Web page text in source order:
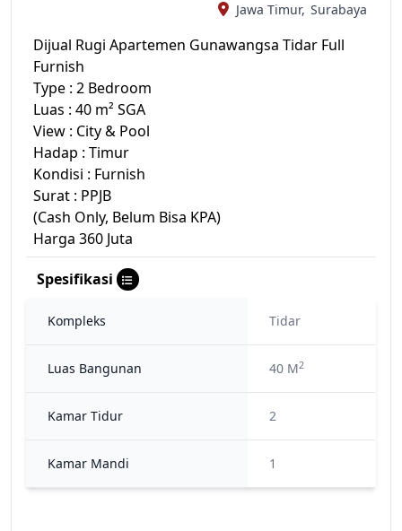
Jawa Timur, Surabaya
Dijual Rugi Apartemen Gunawangsa Tidar Full
Furnish
Type : 2 Bedroom
Luas : 40 m² SGA
View : City & Pool
Hadap : Timur
Kondisi : Furnish
Surat : PPJB
(Cash Only, Belum Bisa KPA)
Harga 360 Juta
Spesifikasi
Kompleks Tidar
Luas Bangunan 40 M2
Kamar Tidur 2
Kamar Mandi 1